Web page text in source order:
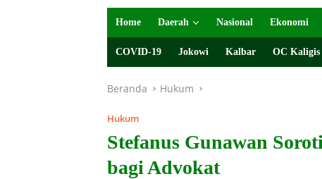
Home Daerah Nasional Ekonomi
COVID-19 Jokowi Kalbar OC Kaligis
Beranda Hukum
Hukum
Stefanus Gunawan
bagi Advokat